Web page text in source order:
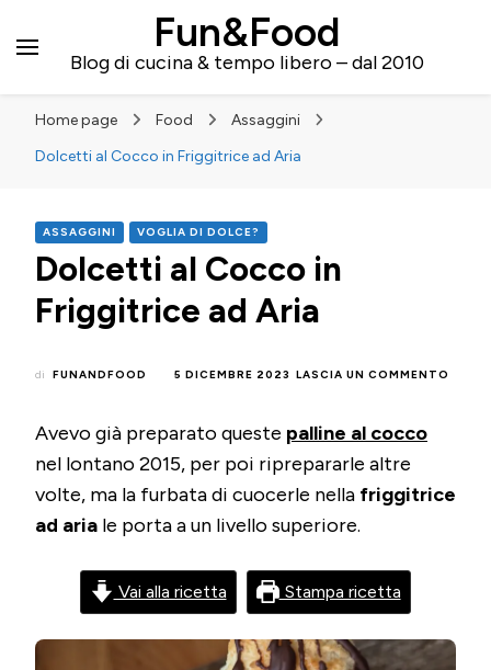
Fun&Food
Blog di cucina & tempo libero – dal 2010
Home page Food
Assaggini
Dolcetti al Cocco in Friggitrice ad Aria
ASSAGGINI VOGLIA DI DOLCE?
Dolcetti al Cocco in
Friggitrice ad Aria
di FUNANDFOOD 5 DICEMBRE 2023 LASCIA UN COMMENTO
AD
Avevo già preparato queste palline al cocco
nel lontano 2015, per poi riprepararle altre
volte, ma la furbata di cuocerle nella friggitrice
ad aria le porta a un livello superiore.
Vai alla ricetta Stampa ricetta